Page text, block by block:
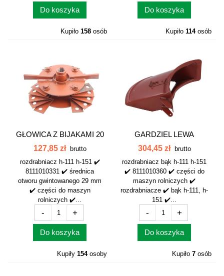
Do koszyka
Kupiło 158 osób
Do koszyka
Kupiło 114osób
GŁOWICA Z BIJAKAMI 20
ZYGIERT...
127,85 zł brutto
rozdrabniacz h-111 h-151 ✔️
8111010331 ✔️ średnica
otworu gwintowanego 29 mm
✔️ części do maszyn
rolniczych ✔️...
- +
Do koszyka
Kupiły 154osoby
GARDZIEL LEWA
8111010360
304,45 zł brutto
rozdrabniacz bąk h-111 h-151
✔️ 8111010360 ✔️ części do
maszyn rolniczych ✔️
rozdrabniacze ✔️ bąk h-111, h-
151 ✔️...
- +
Do koszyka
Kupiło 7 osób